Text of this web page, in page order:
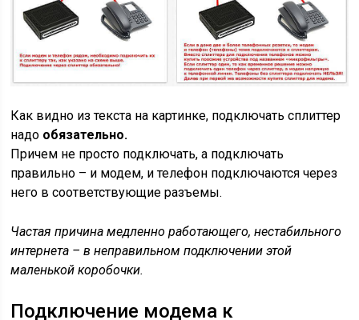
Как видно из текста на картинке, подключать сплиттер
надо обязательно.
Причем не просто подключать, а подключать
правильно – и модем, и телефон подключаются через
него в соответствующие разъемы.
Частая причина медленно работающего, нестабильного
интернета – в неправильном подключении этой
маленькой коробочки.
Подключение модема к